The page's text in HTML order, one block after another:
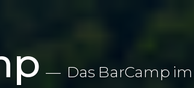
Das BarCamp